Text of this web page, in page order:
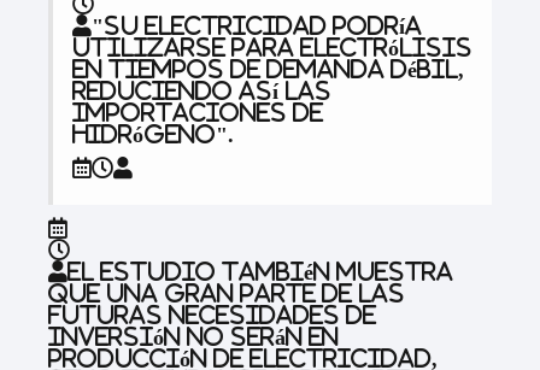
"Su electricidad podría
utilizarse para electrólisis
en tiempos de demanda débil,
reduciendo así las
importaciones de
hidrógeno".
El estudio también muestra
que una gran parte de las
futuras necesidades de
inversión no serán en
producción de electricidad,